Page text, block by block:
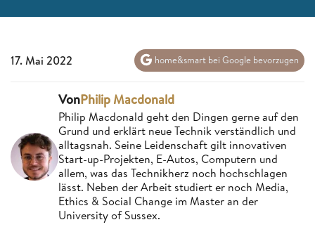
17. Mai 2022 home&smart bei Google bevorzugen
VonPhilip Macdonald
Philip Macdonald geht den Dingen gerne auf den
Grund und erklärt neue Technik verständlich und
alltagsnah. Seine Leidenschaft gilt innovativen
Start-up-Projekten, E-Autos, Computern und
allem, was das Technikherz noch hochschlagen
lässt. Neben der Arbeit studiert er noch Media,
Ethics & Social Change im Master an der
University of Sussex.